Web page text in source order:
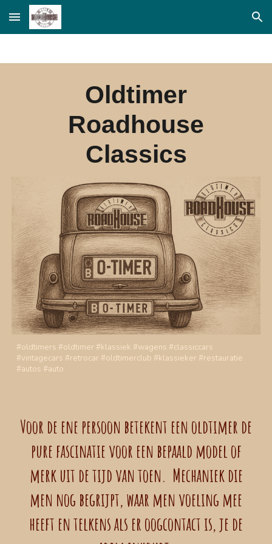
Skip to main content Skip to navigation
Oldtimer
Roadhouse
Classics
#oldtimers #oldtimer #klassiek #wagens #classiccars
#vintagecars #retrocar #oldtimerclub #klassieker #restauratie
#autos #auto
Voor de ene persoon betekent een oldtimer de
pure fascinatie voor een bepaald model of
merk uit de tijd van toen. Mechaniek die
men nog begrijpt, waar men voeling mee
heeft en telkens als er oogcontact is, je de